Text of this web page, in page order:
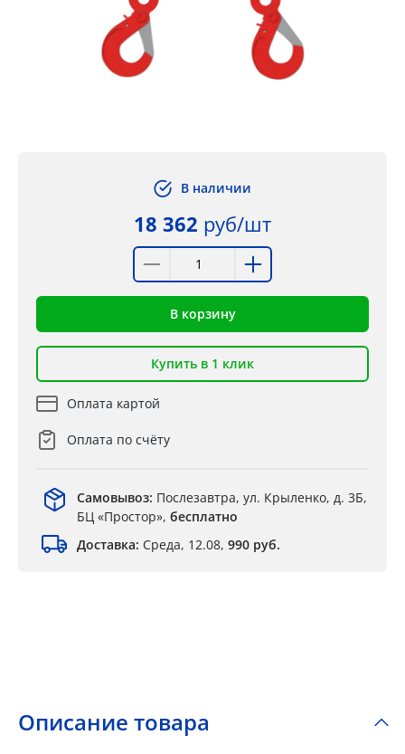
В наличии
18 362 руб/шт
В корзину
Купить в 1 клик
Оплата картой
Оплата по счёту
Самовывоз: Послезавтра, ул. Крыленко, д. 3Б,
БЦ «Простор», бесплатно
Доставка: Среда, 12.08, 990 руб.
Описание товара